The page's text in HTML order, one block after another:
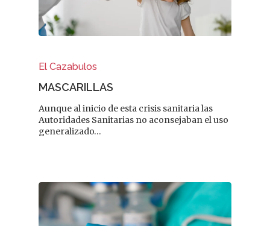
El Cazabulos
MASCARILLAS
Aunque al inicio de esta crisis sanitaria las
Autoridades Sanitarias no aconsejaban el uso
generalizado…
Cuídate
Actualidad
Infantil